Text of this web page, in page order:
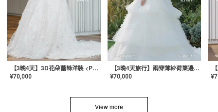
【3晚4天】3D花朵蕾絲洋裝 <PD-WDOR-331>
¥70,000
【3晚4天旅行】兩穿薄紗荷葉邊洋裝 <PD-WDOR-341RTL>
¥70,000 ¥
View more